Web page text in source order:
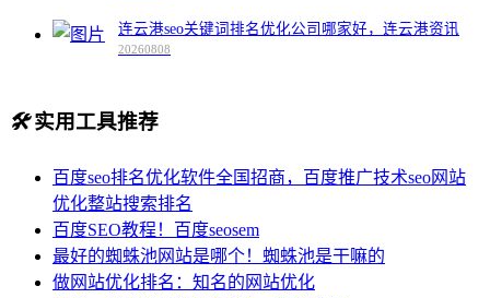
连云港seo关键词排名优化公司哪家好，连云港资讯
20260808
🛠️实用工具推荐
百度seo排名优化软件全国招商，百度推广技术seo网站
优化整站搜索排名
百度SEO教程！百度seosem
最好的蜘蛛池网站是哪个！蜘蛛池是干嘛的
做网站优化排名：知名的网站优化